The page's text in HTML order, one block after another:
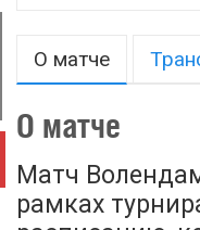
О матче
О матче
Матч
рамках